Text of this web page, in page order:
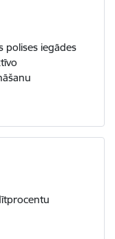
polises iegādes